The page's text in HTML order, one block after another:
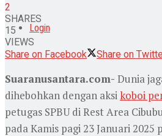
Login
2
SHARES
15
VIEWS
Share on Facebook
Share on
Suaranusantara.com- Dunia
dihebohkan dengan aksikoboi
petugas SPBU di Rest Area
pada Kamis pagi 23 Januari 2025